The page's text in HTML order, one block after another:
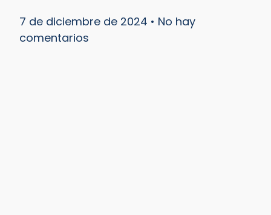
7 de diciembre de 2024
No hay
comentarios